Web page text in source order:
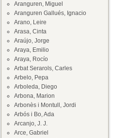
Aranguren, Miguel
Aranguren Gallués, Ignacio
Arano, Leire
Arasa, Cinta
Araújo, Jorge
Araya, Emilio
Araya, Rocío
Arbat Serarols, Carles
Arbelo, Pepa
Arboleda, Diego
Arbona, Marion
Arbonès i Montull, Jordi
Arbós i Bo, Ada
Arcanjo, J. J.
Arce, Gabriel